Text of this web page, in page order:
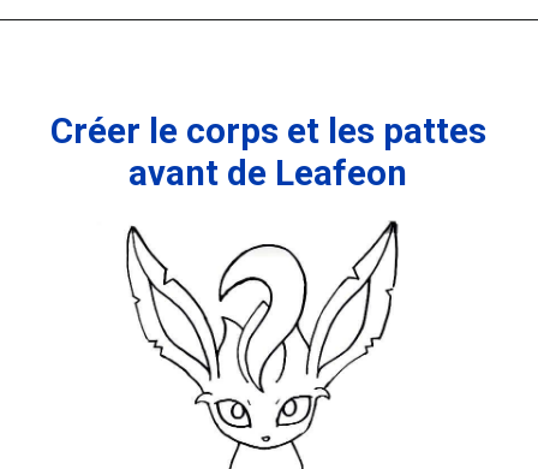
Créer le corps et les pattes
avant de Leafeon